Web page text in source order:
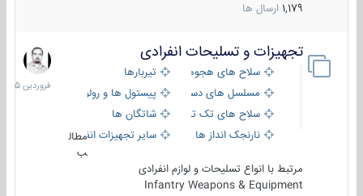
1,179 ارسال ها
تجهیزات و تسلیحات انفرادی
سلاح های هجومی
تیربارها
مسلسل های دستی
پیستول ها و رولورها
سلاح های تک تیر اندازیشاتگان ها
نارنجک انداز ها
سایر تجهیزات انفرادی
مطال
ب
مرتبط با انواع تسلیحات و لوازم انفرادی
Infantry Weapons & Equipment
17
فروردین
1405